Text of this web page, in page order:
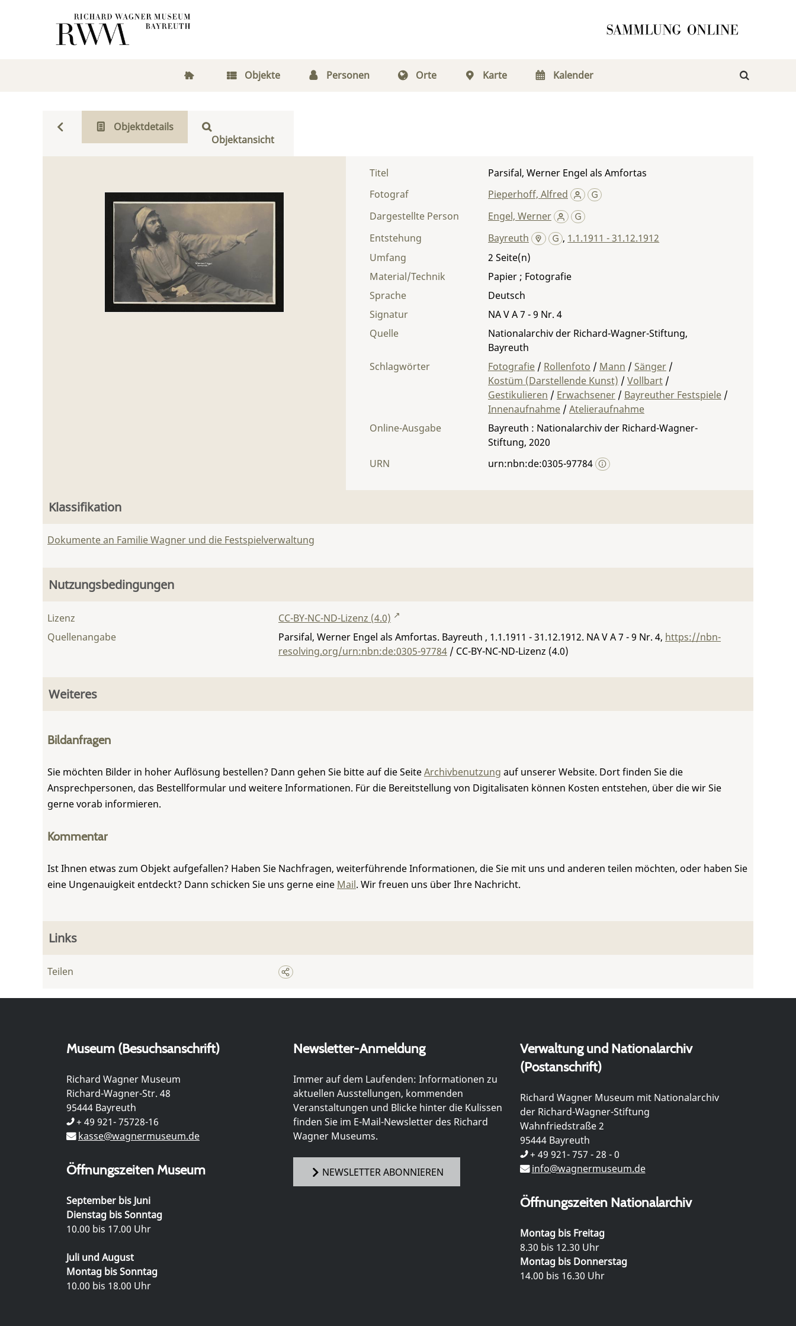
Objekte Personen Orte Karte Kalender
Objektdetails
Objektansicht
Titel
Parsifal, Werner Engel als Amfortas
Fotograf
Pieperhoff, Alfred
Dargestellte Person
Engel, Werner
Entstehung
Bayreuth , 1.1.1911 - 31.12.1912
Umfang
2
Material/Technik
Papier ; Fotografie
Sprache
Deutsch
Signatur
NA V A 7 - 9 Nr. 4
Quelle
Nationalarchiv der Richard-Wagner-Stiftung,
Bayreuth
Schlagwörter
Fotografie / Rollenfoto / Mann / Sänger /
Kostüm (Darstellende Kunst) / Vollbart /
Gestikulieren / Erwachsener / Bayreuther Festspiele /
Innenaufnahme / Atelieraufnahme
Online-Ausgabe
Bayreuth : Nationalarchiv der Richard-Wagner-
Stiftung, 2020
URN
urn:nbn:de:0305-97784
Klassifikation
Dokumente an Familie Wagner und die Festspielverwaltung
Nutzungsbedingungen
Lizenz
CC-BY-NC-ND-Lizenz (4.0)
Quellenangabe
Parsifal, Werner Engel als Amfortas. Bayreuth , 1.1.1911 - 31.12.1912. NA V A 7 - 9 Nr. 4, https://nbn-
resolving.org/urn:nbn:de:0305-97784 / CC-BY-NC-ND-Lizenz (4.0)
Weiteres
Bildanfragen
Sie möchten Bilder in hoher Auflösung bestellen? Dann gehen Sie bitte auf die SeiteArchivbenutzung auf unserer Website. Dort finden Sie die
Ansprechpersonen, das Bestellformular und weitere Informationen. Für die Bereitstellung von Digitalisaten können Kosten entstehen, über die wir Sie
gerne vorab informieren.
Kommentar
Ist Ihnen etwas zum Objekt aufgefallen? Haben Sie Nachfragen, weiterführende Informationen, die Sie mit uns und anderen teilen möchten, oder haben Sie
eine Ungenauigkeit entdeckt? Dann schicken Sie uns gerne eine Mail. Wir freuen uns über Ihre Nachricht.
Links
Teilen
Museum (Besuchsanschrift)
Richard Wagner Museum
Richard-Wagner-Str. 48
95444 Bayreuth
+ 49 921- 75728-16
kasse@wagnermuseum.de
Öffnungszeiten Museum
September bis Juni
Dienstag bis Sonntag
10.00 bis 17.00 Uhr
Juli und August
Montag bis Sonntag
10.00 bis 18.00 Uhr
Newsletter-Anmeldung
Immer auf dem Laufenden: Informationen zu
aktuellen Ausstellungen, kommenden
Veranstaltungen und Blicke hinter die Kulissen
finden Sie im E-Mail-Newsletter des Richard
Wagner Museums.
NEWSLETTER ABONNIEREN
Verwaltung und Nationalarchiv
(Postanschrift)
Richard Wagner Museum mit Nationalarchiv
der Richard-Wagner-Stiftung
Wahnfriedstraße 2
95444 Bayreuth
+ 49 921- 757 - 28 - 0
info@wagnermuseum.de
Öffnungszeiten Nationalarchiv
Montag bis Freitag
8.30 bis 12.30 Uhr
Montag bis Donnerstag
14.00 bis 16.30 Uhr